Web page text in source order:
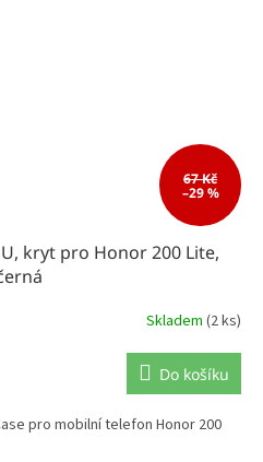
67 Kč
–29 %
kryt pro Honor 200 Lite,
Skladem (2 ks)
Do košíku
pro mobilní telefon Honor 200